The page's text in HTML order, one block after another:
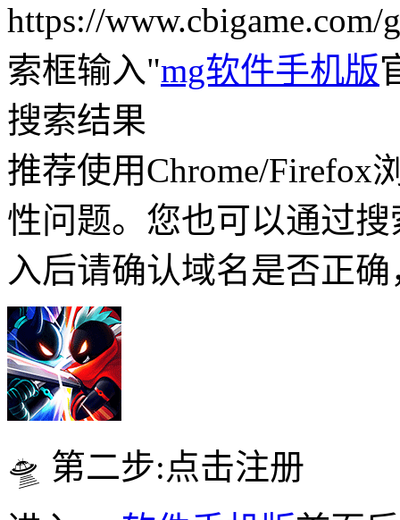
https://
索框输入"mg软件手机版
搜索结果
推荐使用Chrome/Firefox
性问题。您也可以通过
入后请确认域名是否正
🛸 第二步:点击注册